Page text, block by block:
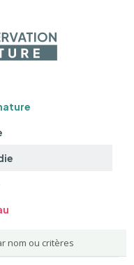
nom ou critères